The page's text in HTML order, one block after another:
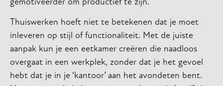
gemotiveerder om productief te zijn.
Thuiswerken hoeft niet te betekenen dat je moet
inleveren op stijl of functionaliteit. Met de juiste
aanpak kun je een eetkamer creëren die naadloos
overgaat in een werkplek, zonder dat je het gevoel
hebt dat je in je ‘kantoor’ aan het avondeten bent.